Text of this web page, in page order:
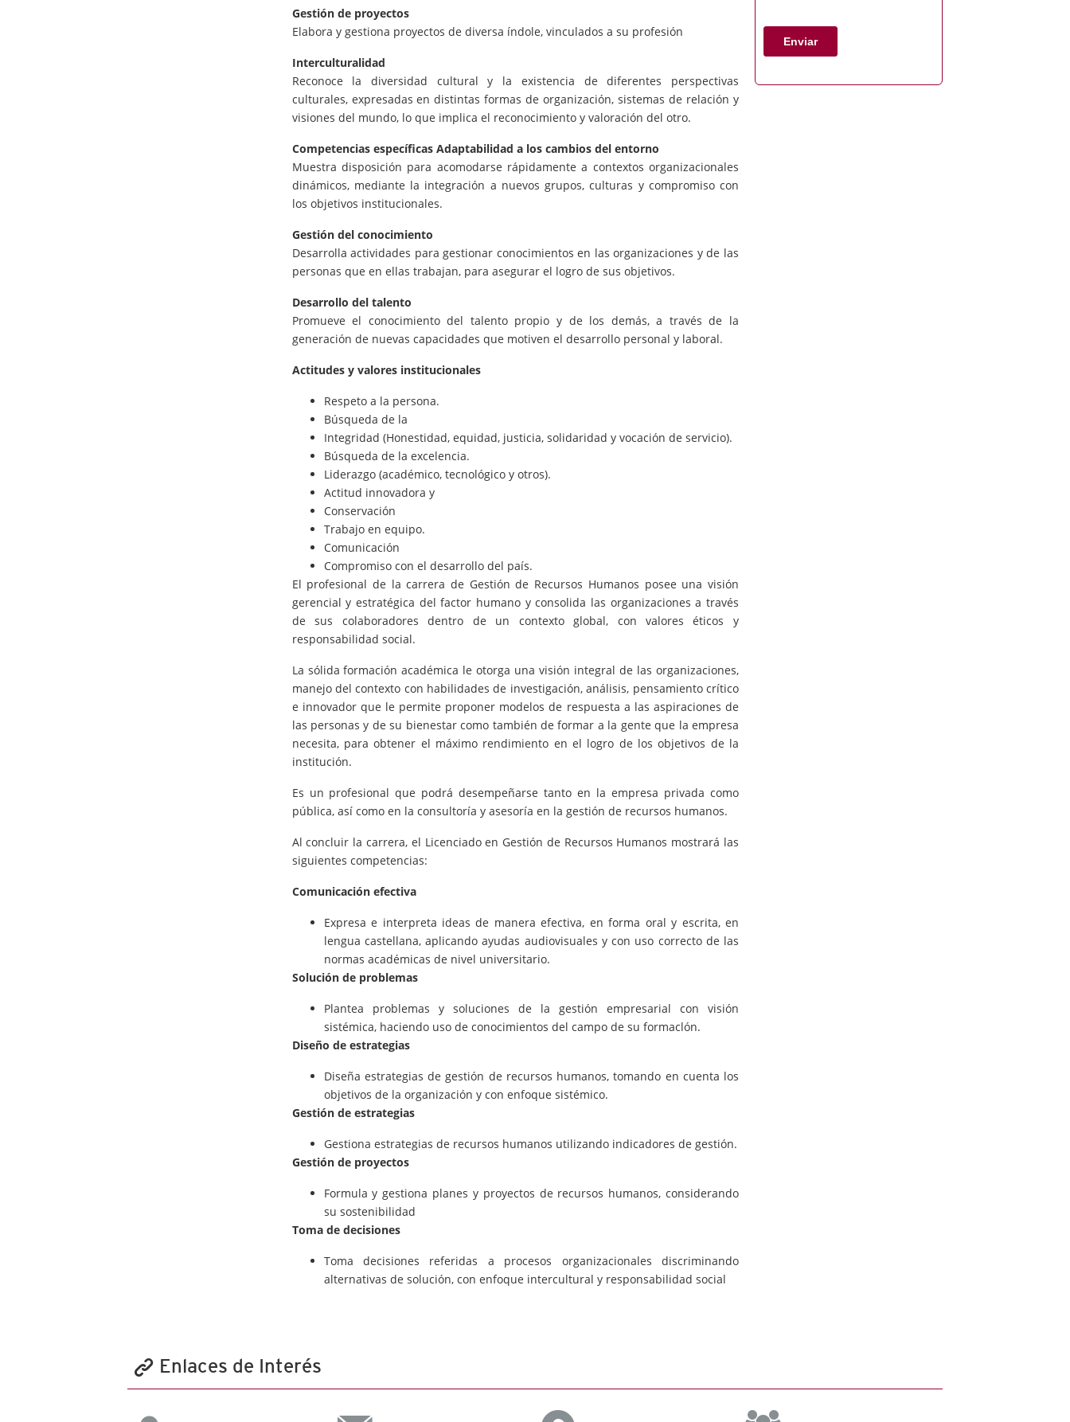
Gestión de proyectos
Elabora y gestiona proyectos de diversa índole, vinculados a su profesión
Interculturalidad
Reconoce la diversidad cultural y la existencia de diferentes perspectivas
culturales, expresadas en distintas formas de organización, sistemas de relación y
visiones del mundo, lo que implica el reconocimiento y valoración del otro.
Competencias específicas Adaptabilidad a los cambios del entorno
Muestra disposición para acomodarse rápidamente a contextos organizacionales
dinámicos, mediante la integración a nuevos grupos, culturas y compromiso con
los objetivos institucionales.
Gestión del conocimiento
Desarrolla actividades para gestionar conocimientos en las organizaciones y de las
personas que en ellas trabajan, para asegurar el logro de sus objetivos.
Desarrollo del talento
Promueve el conocimiento del talento propio y de los demás, a través de la
generación de nuevas capacidades que motiven el desarrollo personal y laboral.
Actitudes y valores institucionales
Respeto a la persona.
Búsqueda de la
Integridad (Honestidad, equidad, justicia, solidaridad y vocación de servicio).
Búsqueda de la excelencia.
Liderazgo (académico, tecnológico y otros).
Actitud innovadora y
Conservación
Trabajo en equipo.
Comunicación
Compromiso con el desarrollo del país.
El profesional de la carrera de Gestión de Recursos Humanos posee una visión
gerencial y estratégica del factor humano y consolida las organizaciones a través
de sus colaboradores dentro de un contexto global, con valores éticos y
responsabilidad social.
La sólida formación académica le otorga una visión integral de las organizaciones,
manejo del contexto con habilidades de investigación, análisis, pensamiento crítico
e innovador que le permite proponer modelos de respuesta a las aspiraciones de
las personas y de su bienestar como también de formar a la gente que la empresa
necesita, para obtener el máximo rendimiento en el logro de los objetivos de la
institución.
Es un profesional que podrá desempeñarse tanto en la empresa privada como
pública, así como en la consultoría y asesoría en la gestión de recursos humanos.
Al concluir la carrera, el Licenciado en Gestión de Recursos Humanos mostrará las
siguientes competencias:
Comunicación efectiva
Expresa e interpreta ideas de manera efectiva, en forma oral y escrita, en
lengua castellana, aplicando ayudas audiovisuales y con uso correcto de las
normas académicas de nivel universitario.
Solución de problemas
Plantea problemas y soluciones de la gestión empresarial con visión
sistémica, haciendo uso de conocimientos del campo de su formaclón.
Diseño de estrategias
Diseña estrategias de gestión de recursos humanos, tomando en cuenta los
objetivos de la organización y con enfoque sistémico.
Gestión de estrategias
Gestiona estrategias de recursos humanos utilizando indicadores de gestión.
Gestión de proyectos
Formula y gestiona planes y proyectos de recursos humanos, considerando
su sostenibilidad
Toma de decisiones
Toma decisiones referidas a procesos organizacionales discriminando
alternativas de solución, con enfoque intercultural y responsabilidad social
Enlaces de Interés